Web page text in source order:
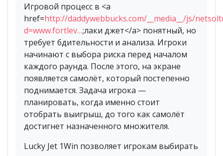
Игровой процесс в <a
href=http://daddywebbucks.com/__media__/js/
d=www.fortlev…;лаки джет</a> понятный, но
требует бдительности и анализа. Игроки
начинают с выбора риска перед началом
каждого раунда. После этого, на экране
появляется самолёт, который постепенно
поднимается. Задача игрока —
планировать, когда именно стоит
отобрать выигрыш, до того как самолёт
достигнет назначенного множителя.
Lucky Jet 1Win позволяет игрокам выбирать